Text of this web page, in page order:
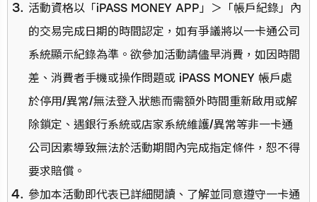
活動資格以「iPASS MONEY APP」＞「帳戶紀錄」內
的交易完成日期的時間認定，如有爭議將以一卡通公司
系統顯示紀錄為準。欲參加活動請儘早消費，如因時間
差、消費者手機或操作問題或 iPASS MONEY 帳戶處
於停用/異常/無法登入狀態而需額外時間重新啟用或解
除鎖定、遇銀行系統或店家系統維護/異常等非一卡通
公司因素導致無法於活動期間內完成指定條件，恕不得
要求賠償。
參加本活動即代表已詳細閱讀、了解並同意遵守一卡通